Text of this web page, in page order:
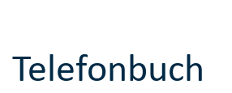
Telefonbuch